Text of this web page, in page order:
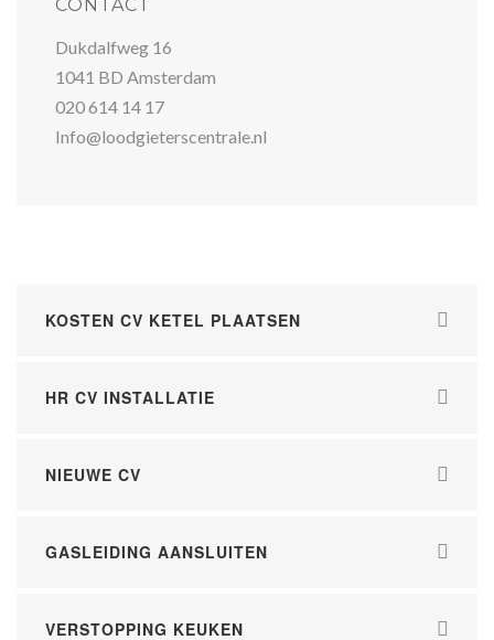
CONTACT
Dukdalfweg 16
1041 BD Amsterdam
020 614 14 17
Info@loodgieterscentrale.nl
KOSTEN CV KETEL PLAATSEN
HR CV INSTALLATIE
NIEUWE CV
GASLEIDING AANSLUITEN
VERSTOPPING KEUKEN